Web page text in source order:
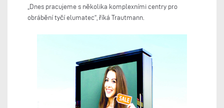
„Dnes pracujeme s několika komplexními centry pro
obrábění tyčí elumatec“, říká Trautmann.